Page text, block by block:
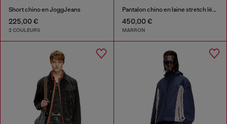
Short chino en JoggJeans
225,00 €
2 COULEURS
Pantalon chino en laine stretch légère
450,00 €
MARRON